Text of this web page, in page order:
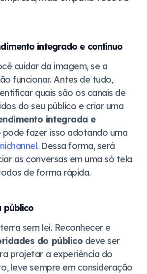
integrado e contínuo
cuidar da imagem, se a
funcionar. Antes de tudo,
quais são os canais de
do seu público e criar uma
integrada e
pode fazer isso adotando uma
Dessa forma, será
as conversas em uma só tela
de forma rápida.
público
sem lei. Reconhecer e
do público deve ser
projetar a experiência do
leve sempre em consideração